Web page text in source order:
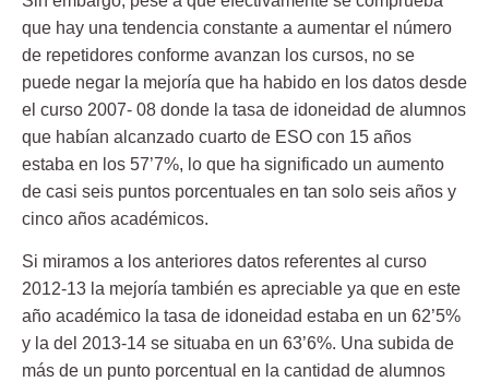
que hay una tendencia constante a aumentar el número
de repetidores conforme avanzan los cursos, no se
puede negar la mejoría que ha habido en los datos desde
el curso 2007- 08 donde la tasa de idoneidad de alumnos
que habían alcanzado cuarto de ESO con 15 años
estaba en los 57’7%, lo que ha significado un aumento
de casi seis puntos porcentuales en tan solo seis años y
cinco años académicos.
Si miramos a los anteriores datos referentes al curso
2012-13 la mejoría también es apreciable ya que en este
año académico la tasa de idoneidad estaba en un 62’5%
y la del 2013-14 se situaba en un 63’6%. Una subida de
más de un punto porcentual en la cantidad de alumnos